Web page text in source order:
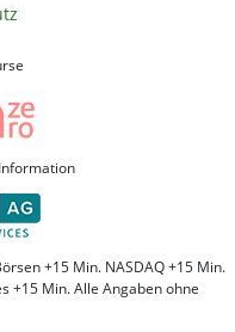
+15 Min. NASDAQ +15 Min.
+15 Min. Alle Angaben ohne